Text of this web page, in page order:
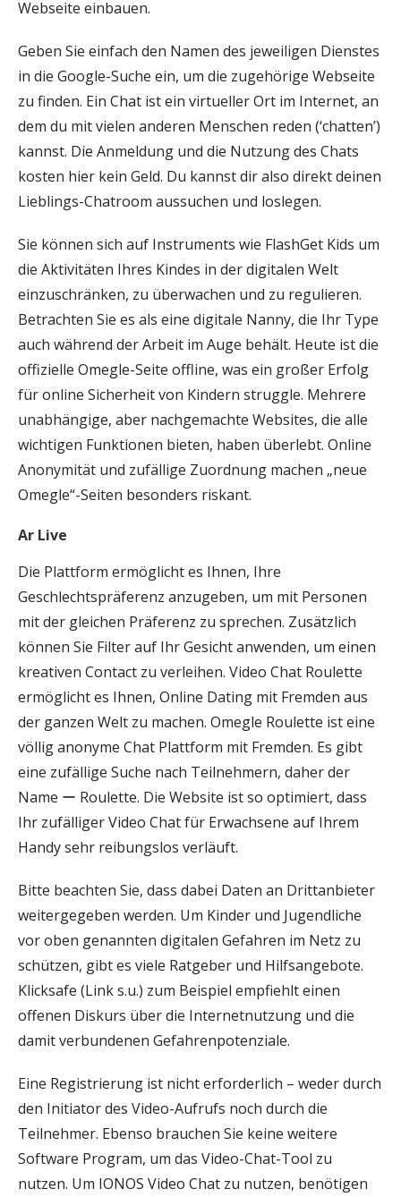
Webseite einbauen.
Geben Sie einfach den Namen des jeweiligen Dienstes
in die Google-Suche ein, um die zugehörige Webseite
zu finden. Ein Chat ist ein virtueller Ort im Internet, an
dem du mit vielen anderen Menschen reden (‘chatten’)
kannst. Die Anmeldung und die Nutzung des Chats
kosten hier kein Geld. Du kannst dir also direkt deinen
Lieblings-Chatroom aussuchen und loslegen.
Sie können sich auf Instruments wie FlashGet Kids um
die Aktivitäten Ihres Kindes in der digitalen Welt
einzuschränken, zu überwachen und zu regulieren.
Betrachten Sie es als eine digitale Nanny, die Ihr Type
auch während der Arbeit im Auge behält. Heute ist die
offizielle Omegle-Seite offline, was ein großer Erfolg
für online Sicherheit von Kindern struggle. Mehrere
unabhängige, aber nachgemachte Websites, die alle
wichtigen Funktionen bieten, haben überlebt. Online
Anonymität und zufällige Zuordnung machen „neue
Omegle“-Seiten besonders riskant.
Ar Live
Die Plattform ermöglicht es Ihnen, Ihre
Geschlechtspräferenz anzugeben, um mit Personen
mit der gleichen Präferenz zu sprechen. Zusätzlich
können Sie Filter auf Ihr Gesicht anwenden, um einen
kreativen Contact zu verleihen. Video Chat Roulette
ermöglicht es Ihnen, Online Dating mit Fremden aus
der ganzen Welt zu machen. Omegle Roulette ist eine
völlig anonyme Chat Plattform mit Fremden. Es gibt
eine zufällige Suche nach Teilnehmern, daher der
Name ー Roulette. Die Website ist so optimiert, dass
Ihr zufälliger Video Chat für Erwachsene auf Ihrem
Handy sehr reibungslos verläuft.
Bitte beachten Sie, dass dabei Daten an Drittanbieter
weitergegeben werden. Um Kinder und Jugendliche
vor oben genannten digitalen Gefahren im Netz zu
schützen, gibt es viele Ratgeber und Hilfsangebote.
Klicksafe (Link s.u.) zum Beispiel empfiehlt einen
offenen Diskurs über die Internetnutzung und die
damit verbundenen Gefahrenpotenziale.
Eine Registrierung ist nicht erforderlich – weder durch
den Initiator des Video-Aufrufs noch durch die
Teilnehmer. Ebenso brauchen Sie keine weitere
Software Program, um das Video-Chat-Tool zu
nutzen. Um IONOS Video Chat zu nutzen, benötigen